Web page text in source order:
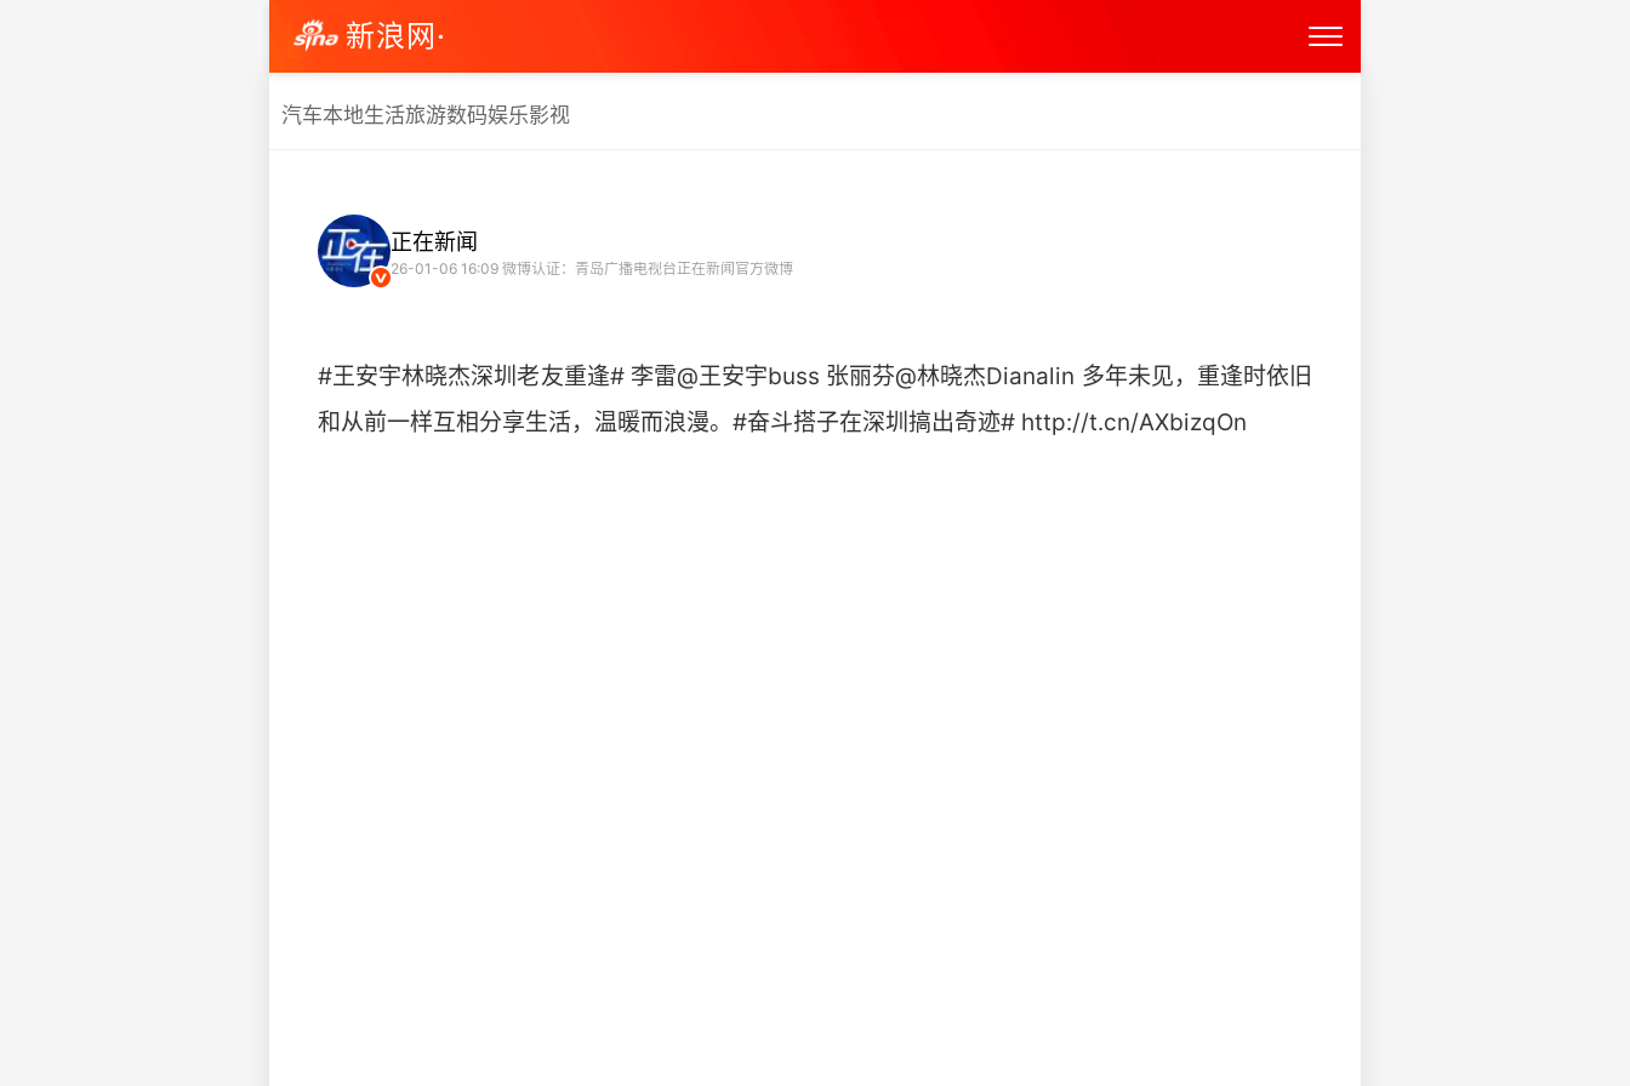
新浪网·
汽车本地生活旅游数码娱乐影视
正在新闻
26-01-06 16:09 微博认证：青岛广播电视台正在新闻官方微博
#王安宇林晓杰深圳老友重逢# 李雷@王安宇buss 张丽芬@林晓杰Dianalin 多年未见，重逢时依旧
和从前一样互相分享生活，温暖而浪漫。#奋斗搭子在深圳搞出奇迹# http://t.cn/AXbizqOn ​